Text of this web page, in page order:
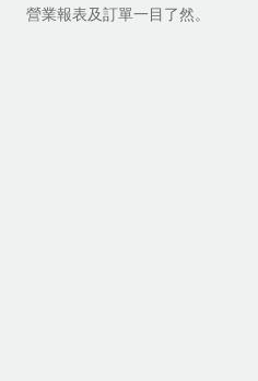
營業報表及訂單一目了然。